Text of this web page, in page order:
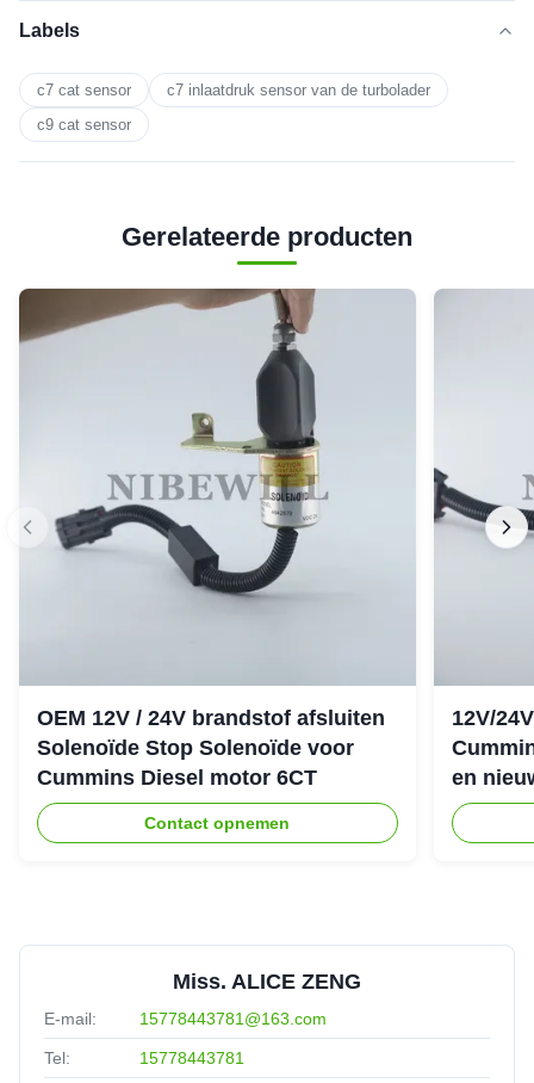
Labels
c7 cat sensor
c7 inlaatdruk sensor van de turbolader
c9 cat sensor
Gerelateerde producten
OEM 12V / 24V brandstof afsluiten
Solenoïde Stop Solenoïde voor
Cummins Diesel motor 6CT
Contact opnemen
12V/
en
Miss. ALICE ZENG
E-mail: 15778443781@163.com
Tel: 15778443781